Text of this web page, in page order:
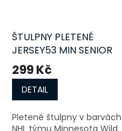
ŠTULPNY PLETENÉ
JERSEY53 MIN SENIOR
299 Kč
DETAIL
Pletené štulpny v barvách
NHL týmu Minnesota Wild